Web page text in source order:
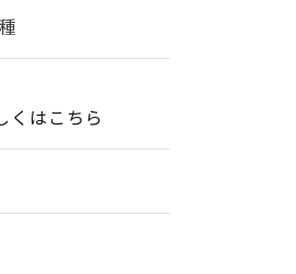
くはこちら